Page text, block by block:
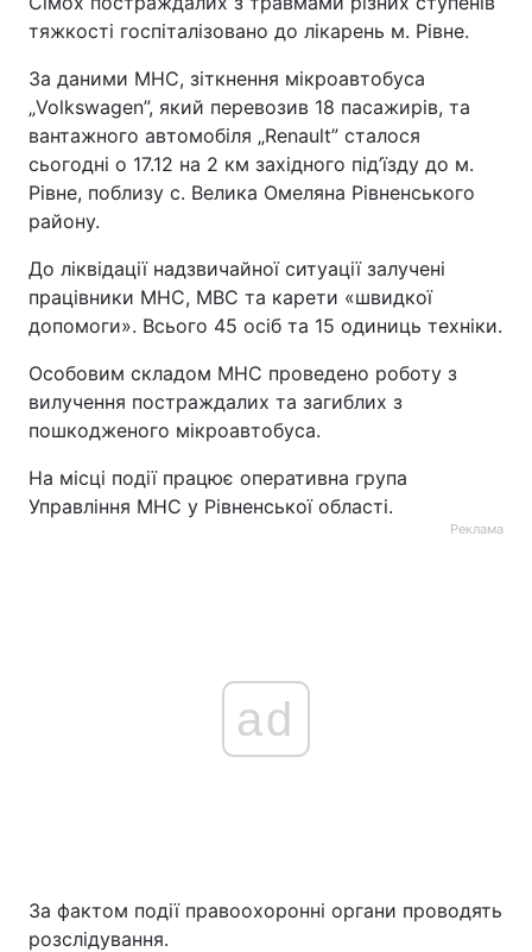
тяжкості госпіталізовано до лікарень м. Рівне.
За даними МНС, зіткнення мікроавтобуса
„Volkswagen”, який перевозив 18 пасажирів, та
вантажного автомобіля „Renault” сталося
сьогодні о 17.12 на 2 км західного під’їзду до м.
Рівне, поблизу с. Велика Омеляна Рівненського
району.
До ліквідації надзвичайної ситуації залучені
працівники МНС, МВС та карети «швидкої
допомоги». Всього 45 осіб та 15 одиниць техніки.
Особовим складом МНС проведено роботу з
вилучення постраждалих та загиблих з
пошкодженого мікроавтобуса.
На місці події працює оперативна група
Управління МНС у Рівненської області.
Реклама
ad
За фактом події правоохоронні органи проводять
розслідування.